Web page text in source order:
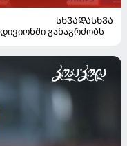
ᲡᲮᲕᲐᲓᲐᲡᲮᲕᲐ
განაგრძობს